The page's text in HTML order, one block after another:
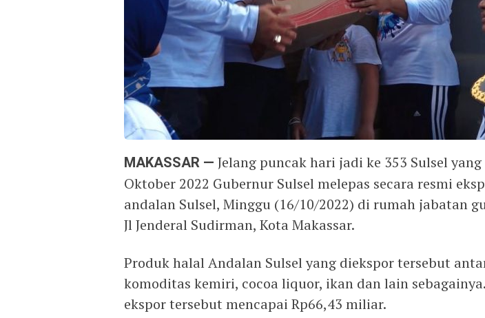
MAKASSAR — Jelang puncak hari jadi ke 353 Sulsel
Oktober 2022 Gubernur Sulsel melepas secara resmi
andalan Sulsel, Minggu (16/10/2022) di rumah jabatan
Jl Jenderal Sudirman, Kota Makassar.
Produk halal Andalan Sulsel yang diekspor tersebut
komoditas kemiri, cocoa liquor, ikan dan lain
ekspor tersebut mencapai Rp66,43 miliar.